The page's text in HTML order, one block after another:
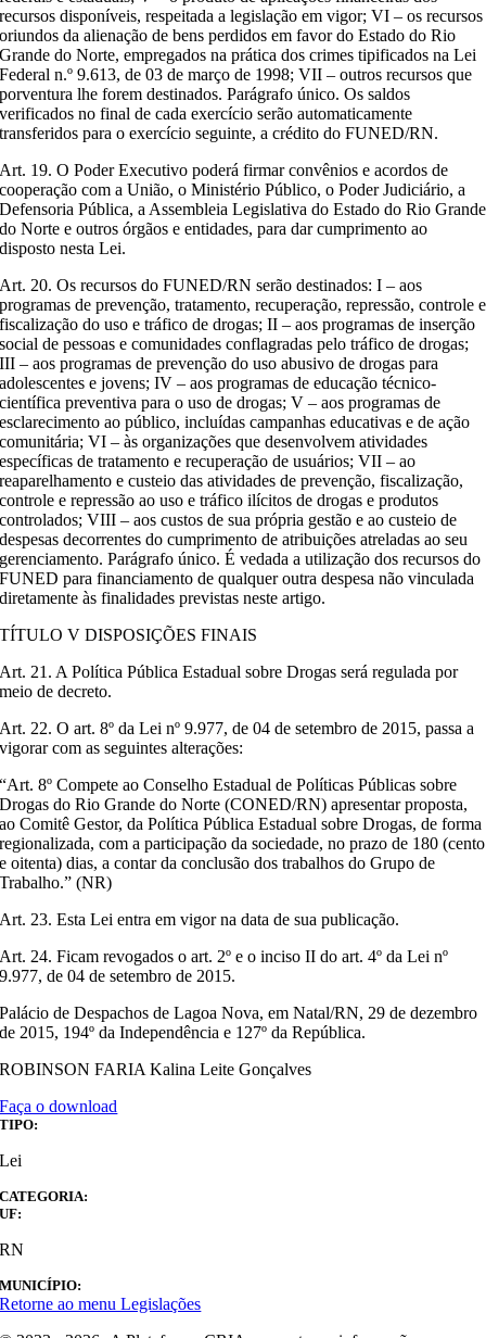
recursos disponíveis, respeitada a legislação em vigor; VI – os recursos
oriundos da alienação de bens perdidos em favor do Estado do Rio
Grande do Norte, empregados na prática dos crimes tipificados na Lei
Federal n.º 9.613, de 03 de março de 1998; VII – outros recursos que
porventura lhe forem destinados. Parágrafo único. Os saldos
verificados no final de cada exercício serão automaticamente
transferidos para o exercício seguinte, a crédito do FUNED/RN.
Art. 19. O Poder Executivo poderá firmar convênios e acordos de
cooperação com a União, o Ministério Público, o Poder Judiciário, a
Defensoria Pública, a Assembleia Legislativa do Estado do Rio Grande
do Norte e outros órgãos e entidades, para dar cumprimento ao
disposto nesta Lei.
Art. 20. Os recursos do FUNED/RN serão destinados: I – aos
programas de prevenção, tratamento, recuperação, repressão, controle e
fiscalização do uso e tráfico de drogas; II – aos programas de inserção
social de pessoas e comunidades conflagradas pelo tráfico de drogas;
III – aos programas de prevenção do uso abusivo de drogas para
adolescentes e jovens; IV – aos programas de educação técnico-
científica preventiva para o uso de drogas; V – aos programas de
esclarecimento ao público, incluídas campanhas educativas e de ação
comunitária; VI – às organizações que desenvolvem atividades
específicas de tratamento e recuperação de usuários; VII – ao
reaparelhamento e custeio das atividades de prevenção, fiscalização,
controle e repressão ao uso e tráfico ilícitos de drogas e produtos
controlados; VIII – aos custos de sua própria gestão e ao custeio de
despesas decorrentes do cumprimento de atribuições atreladas ao seu
gerenciamento. Parágrafo único. É vedada a utilização dos recursos do
FUNED para financiamento de qualquer outra despesa não vinculada
diretamente às finalidades previstas neste artigo.
TÍTULO V DISPOSIÇÕES FINAIS
Art. 21. A Política Pública Estadual sobre Drogas será regulada por
meio de decreto.
Art. 22. O art. 8º da Lei nº 9.977, de 04 de setembro de 2015, passa a
vigorar com as seguintes alterações:
“Art. 8º Compete ao Conselho Estadual de Políticas Públicas sobre
Drogas do Rio Grande do Norte (CONED/RN) apresentar proposta,
ao Comitê Gestor, da Política Pública Estadual sobre Drogas, de forma
regionalizada, com a participação da sociedade, no prazo de 180 (cento
e oitenta) dias, a contar da conclusão dos trabalhos do Grupo de
Trabalho.” (NR)
Art. 23. Esta Lei entra em vigor na data de sua publicação.
Art. 24. Ficam revogados o art. 2º e o inciso II do art. 4º da Lei nº
9.977, de 04 de setembro de 2015.
Palácio de Despachos de Lagoa Nova, em Natal/RN, 29 de dezembro
de 2015, 194º da Independência e 127º da República.
ROBINSON FARIA Kalina Leite Gonçalves
Faça o download
TIPO:
Lei
CATEGORIA:
UF:
RN
MUNICÍPIO:
Retorne ao menu Legislações